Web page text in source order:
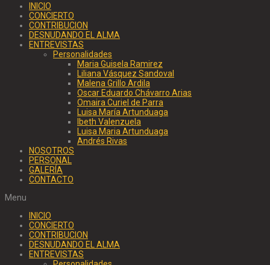
INICIO
CONCIERTO
CONTRIBUCION
DESNUDANDO EL ALMA
ENTREVISTAS
Personalidades
Maria Guisela Ramirez
Liliana Vásquez Sandoval
Malena Grillo Ardila
Oscar Eduardo Chávarro Arias
Omaira Curiel de Parra
Luisa María Artunduaga
Ibeth Valenzuela
Luisa Maria Artunduaga
Andrés Rivas
NOSOTROS
PERSONAL
GALERÍA
CONTACTO
Menu
INICIO
CONCIERTO
CONTRIBUCION
DESNUDANDO EL ALMA
ENTREVISTAS